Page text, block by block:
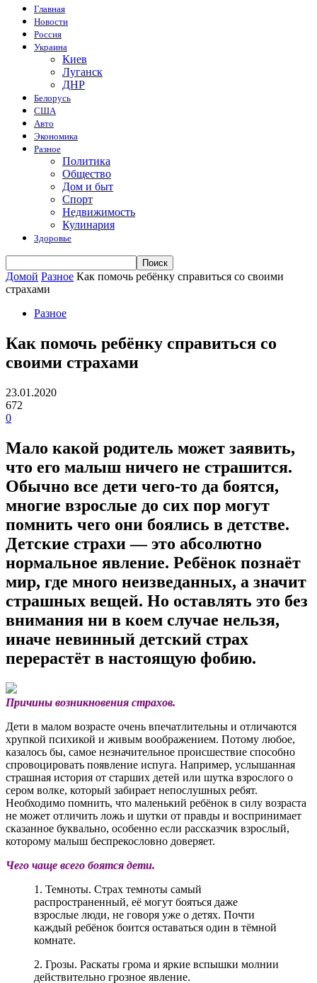
Главная
Новости
Россия
Украина
Киев
Луганск
ДНР
Белорусь
США
Авто
Экономика
Разное
Политика
Общество
Дом и быт
Спорт
Недвижимость
Кулинария
Здоровье
Домой Разное Как помочь ребёнку справиться со своими
страхами
Разное
Как помочь ребёнку справиться со
своими страхами
23.01.2020
672
0
Мало какой родитель может заявить,
что его малыш ничего не страшится.
Обычно все дети чего-то да боятся,
многие взрослые до сих пор могут
помнить чего они боялись в детстве.
Детские страхи — это абсолютно
нормальное явление. Ребёнок познаёт
мир, где много неизведанных, а значит
страшных вещей. Но оставлять это без
внимания ни в коем случае нельзя,
иначе невинный детский страх
перерастёт в настоящую фобию.
Причины возникновения страхов.
Дети в малом возрасте очень впечатлительны и отличаются
хрупкой психикой и живым воображением. Потому любое,
казалось бы, самое незначительное происшествие способно
спровоцировать появление испуга. Например, услышанная
страшная история от старших детей или шутка взрослого о
сером волке, который забирает непослушных ребят.
Необходимо помнить, что маленький ребёнок в силу возраста
не может отличить ложь и шутки от правды и воспринимает
сказанное буквально, особенно если рассказчик взрослый,
которому малыш беспрекословно доверяет.
Чего чаще всего боятся дети.
1. Темноты. Страх темноты самый
распространенный, её могут бояться даже
взрослые люди, не говоря уже о детях. Почти
каждый ребёнок боится оставаться один в тёмной
комнате.
2. Грозы. Раскаты грома и яркие вспышки молнии
действительно грозное явление.